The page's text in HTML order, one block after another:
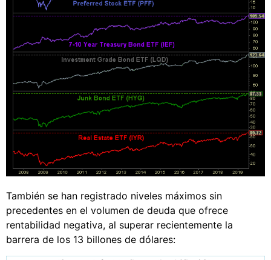
También se han registrado niveles máximos sin
precedentes en el volumen de deuda que ofrece
rentabilidad negativa, al superar recientemente la
barrera de los 13 billones de dólares: